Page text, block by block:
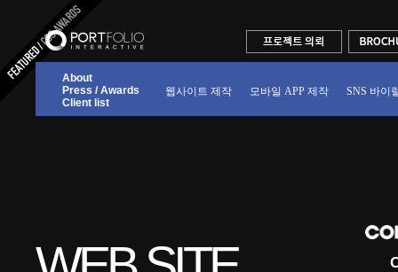
About
Press / Awards
Client list
웹사이트 제작 모바일 APP 제작 SNS 바이